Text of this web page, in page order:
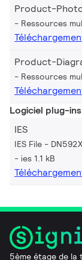
Product-
Ressources
Product-
Ressources
Logiciel plug-ins
IES
IES File -
ies 1.1 kB
5ème étage de la